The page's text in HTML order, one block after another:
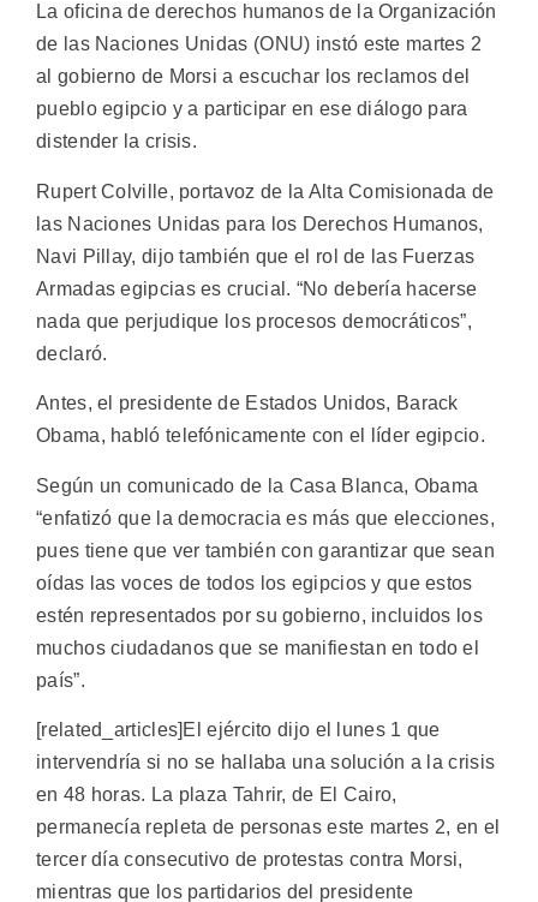
La oficina de derechos humanos de la Organización
de las Naciones Unidas (ONU) instó este martes 2
al gobierno de Morsi a escuchar los reclamos del
pueblo egipcio y a participar en ese diálogo para
distender la crisis.
Rupert Colville, portavoz de la Alta Comisionada de
las Naciones Unidas para los Derechos Humanos,
Navi Pillay, dijo también que el rol de las Fuerzas
Armadas egipcias es crucial. “No debería hacerse
nada que perjudique los procesos democráticos”,
declaró.
Antes, el presidente de Estados Unidos, Barack
Obama, habló telefónicamente con el líder egipcio.
Según un comunicado de la Casa Blanca, Obama
“enfatizó que la democracia es más que elecciones,
pues tiene que ver también con garantizar que sean
oídas las voces de todos los egipcios y que estos
estén representados por su gobierno, incluidos los
muchos ciudadanos que se manifiestan en todo el
país”.
[related_articles]El ejército dijo el lunes 1 que
intervendría si no se hallaba una solución a la crisis
en 48 horas. La plaza Tahrir, de El Cairo,
permanecía repleta de personas este martes 2, en el
tercer día consecutivo de protestas contra Morsi,
mientras que los partidarios del presidente